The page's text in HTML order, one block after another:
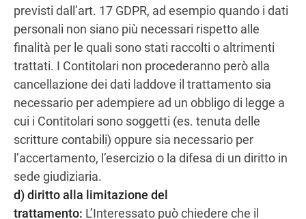
previsti dall’art. 17 GDPR, ad esempio quando i dati
personali non siano più necessari rispetto alle
finalità per le quali sono stati raccolti o altrimenti
trattati. I Contitolari non procederanno però alla
cancellazione dei dati laddove il trattamento sia
necessario per adempiere ad un obbligo di legge a
cui i Contitolari sono soggetti (es. tenuta delle
scritture contabili) oppure sia necessario per
l’accertamento, l’esercizio o la difesa di un diritto in
sede giudiziaria.
d) diritto alla limitazione del
trattamento: L’Interessato può chiedere che il